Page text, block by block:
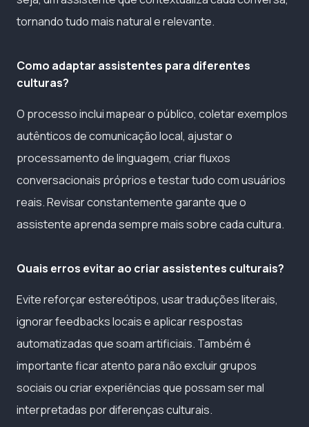
tornando tudo mais natural e relevante.
Como adaptar assistentes para diferentes
culturas?
O processo inclui mapear o público, coletar exemplos
autênticos de comunicação local, ajustar o
processamento de linguagem, criar fluxos
conversacionais próprios e testar tudo com usuários
reais. Revisar constantemente garante que o
assistente aprenda sempre mais sobre cada cultura.
Quais erros evitar ao criar assistentes culturais?
Evite reforçar estereótipos, usar traduções literais,
ignorar feedbacks locais e aplicar respostas
automatizadas que soam artificiais. Também é
importante ficar atento para não excluir grupos
sociais ou criar experiências que possam ser mal
interpretadas por diferenças culturais.